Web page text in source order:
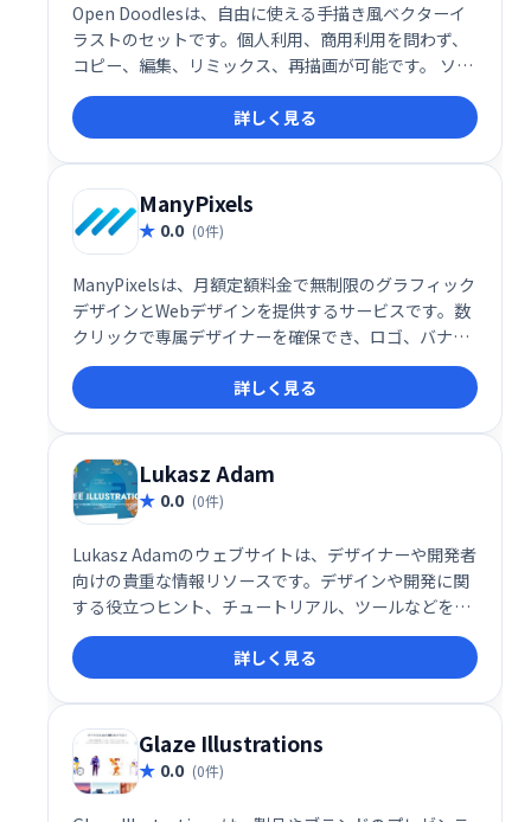
Open Doodlesは、自由に使える手描き風ベクターイ
ラストのセットです。個人利用、商用利用を問わず、
コピー、編集、リミックス、再描画が可能です。 ソー
スファイルのダウンロードに加え、ジェネレーターで
オリジナルイラストの作成もできます。多様なデザイ
ンニーズに対応し、手軽に高品質なイラストを使用で
きます。
詳しく見る
ManyPixels
0.0 (0件)
ManyPixelsは、月額定額料金で無制限のグラフィック
デザインとWebデザインを提供するサービスです。数
クリックで専属デザイナーを確保でき、ロゴ、バナ
ー、ウェブサイトなど、あらゆるデザインニーズに対
応します。 デザインに関する煩わしい作業を削減し、
ビジネスの成長を加速させましょう。
詳しく見る
Lukasz Adam
0.0 (0件)
Lukasz Adamのウェブサイトは、デザイナーや開発者
向けの貴重な情報リソースです。デザインや開発に関
する役立つヒント、チュートリアル、ツールなどを提
供し、スキル向上を支援します。クリエイティブな制
作活動を効率化し、新たな可能性を広げるためのプラ
ットフォームとして活用できます。
詳しく見る
Glaze Illustrations
0.0 (0件)